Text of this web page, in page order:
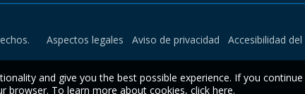
Aspectos legales Aviso de privacidad Accesibilidad
and give you the best possible experience. If you
browser. To learn more about cookies, click here.